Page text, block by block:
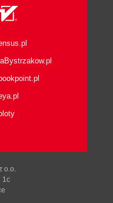
o.o.
1c